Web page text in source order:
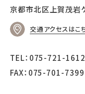
京都市北区上賀茂岩
交通アクセスはこ
TEL：075-721-1612
FAX：075-701-7399